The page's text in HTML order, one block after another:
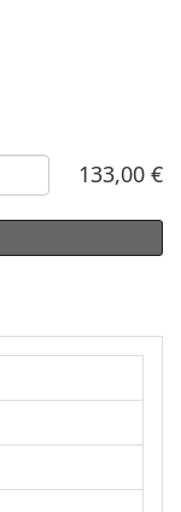
133,00 €